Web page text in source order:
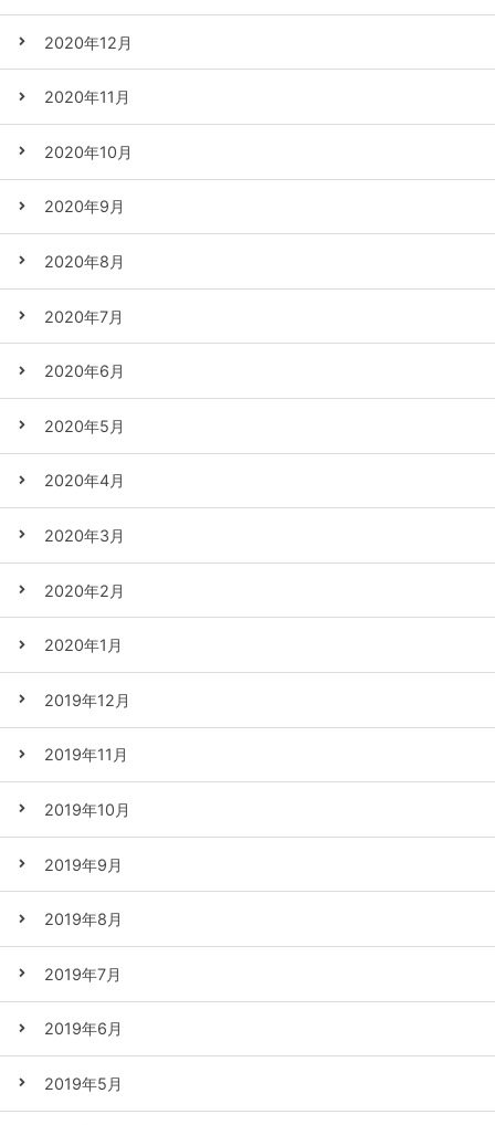
2020年12月
2020年11月
2020年10月
2020年9月
2020年8月
2020年7月
2020年6月
2020年5月
2020年4月
2020年3月
2020年2月
2020年1月
2019年12月
2019年11月
2019年10月
2019年9月
2019年8月
2019年7月
2019年6月
2019年5月